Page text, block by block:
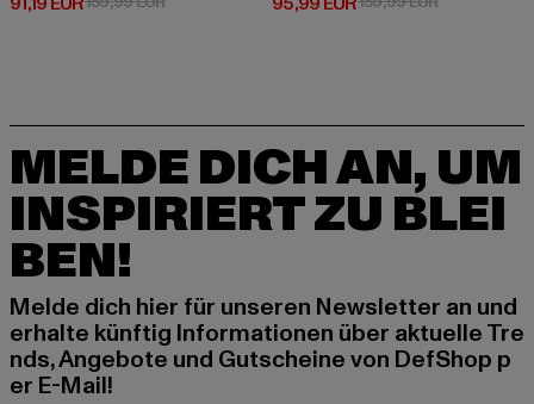
MELDE DICH AN, UM
INSPIRIERT ZU BLEI
BEN!
Melde dich hier für unseren Newsletter an und
erhalte künftig Informationen über aktuelle Tre
nds, Angebote und Gutscheine von DefShop p
er E-Mail!